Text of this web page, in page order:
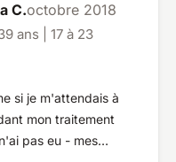
C.octobre 2018
ans | 17 à 23
si je m'attendais à
mon traitement
pas eu - mes